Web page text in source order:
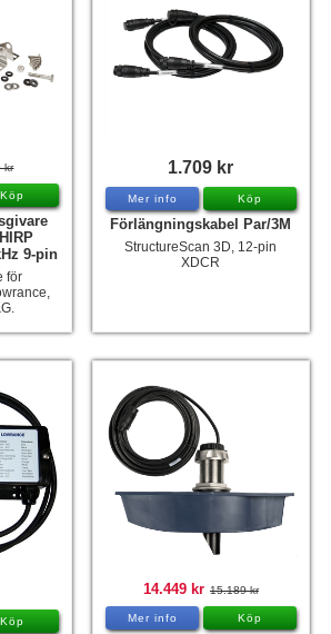
kr
Köp
9-pin
för
1.709 kr
Mer info Köp
Förlängningskabel Par/3M
StructureScan 3D, 12-pin
XDCR
Köp
14.449 kr 15.189 kr
Mer info Köp